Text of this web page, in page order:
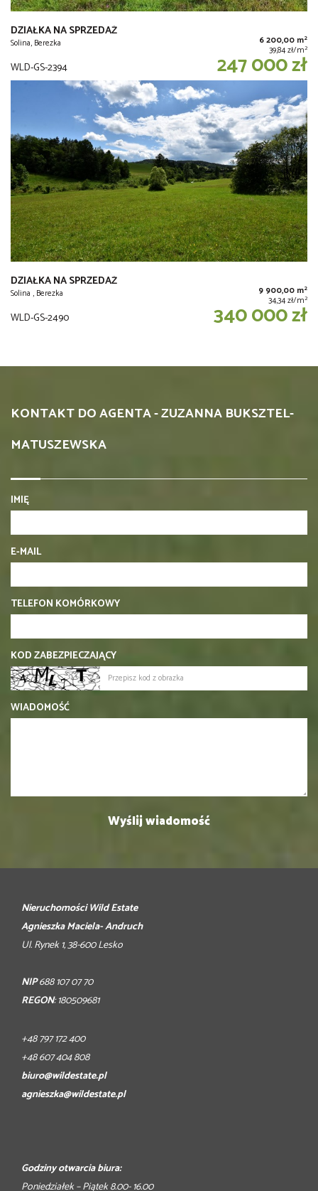
DZIAŁKA NA SPRZEDAŻ
Solina, Berezka 6 200,00 m2
39,84 zł/m2
WLD-GS-2394 247 000 zł
DZIAŁKA NA SPRZEDAŻ
Solina , Berezka 9 900,00 m2
34,34 zł/m2
WLD-GS-2490 340 000 zł
KONTAKT DO AGENTA - ZUZANNA BUKSZTEL-
MATUSZEWSKA
IMIĘ
E-MAIL
TELEFON KOMÓRKOWY
KOD ZABEZPIECZAJĄCY
WIADOMOŚĆ
Nieruchomości Wild Estate
Agnieszka Maciela- Andruch
Ul. Rynek 1, 38-600 Lesko
NIP688 107 07 70
REGON: 180509681
+48 797 172 400
+48 607 404 808
biuro@wildestate.pl
agnieszka@wildestate.pl
Godziny otwarcia biura:
Poniedziałek – Piątek 8.00- 16.00